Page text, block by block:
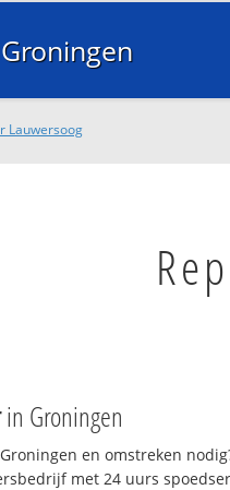
Lauwersoog
in Groningen
en omstreken
met 24 uurs